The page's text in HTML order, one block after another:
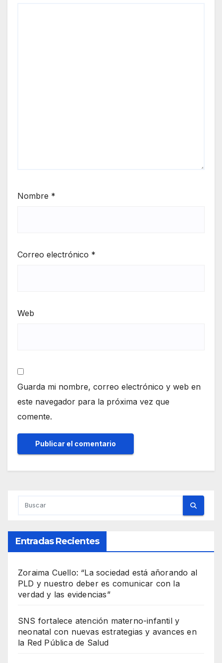
Nombre *
Correo electrónico *
Web
Guarda mi nombre, correo electrónico y web en
este navegador para la próxima vez que
comente.
Entradas Recientes
Zoraima Cuello: “La sociedad está añorando al
PLD y nuestro deber es comunicar con la
verdad y las evidencias”
SNS fortalece atención materno-infantil y
neonatal con nuevas estrategias y avances en
la Red Pública de Salud